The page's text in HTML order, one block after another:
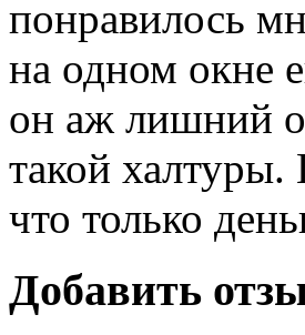
понравилось
на одном окне
он аж лишний
такой халтуры.
что только
Добавить